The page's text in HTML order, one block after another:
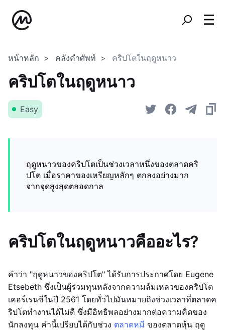
หน้าหลัก คลังคำศัพท์ คริปโตในฤดูหนาว
คริปโตในฤดูหนาว
Easy
ฤดูหนาวของคริปโตเป็นช่วงเวลาหนึ่งของตลาดคริ
ปโต เมื่อราคาของเหรียญหลักๆ ตกลงอย่างมาก
จากจุดสูงสุดตลอดกาล
คริปโตในฤดูหนาวคืออะไร?
คำว่า "ฤดูหนาวของคริปโต" ได้รับการประกาศโดย Eugene
Etsebeth ซึ่งเป็นผู้ร่วมทุนหลังจากความล้มเหลวของคริปโต
เคอร์เรนซีในปี 2561 โดยทั่วไปมันหมายถึงช่วงเวลาที่ตลาดค
ริปโตทำงานได้ไม่ดี ซึ่งมีอิทธิพลอย่างมากต่อความคิดของ
นักลงทุน คำนี้เปรียบได้กับช่วง ตลาดหมี ของตลาดหุ้น ฤดู